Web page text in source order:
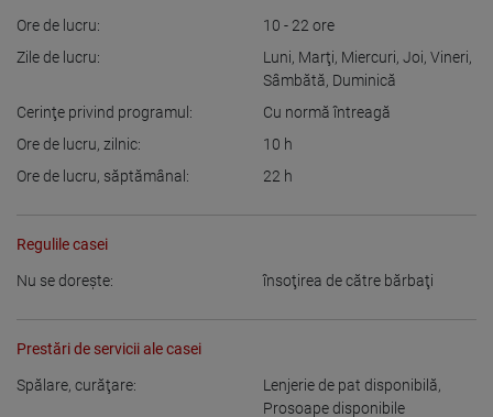
Ore de lucru: 10 - 22 ore
Zile de lucru:
Luni, Marţi, Miercuri, Joi, Vineri,
Sâmbătă, Duminică
Cerinţe privind programul:
Cu normă întreagă
Ore de lucru, zilnic:
10 h
Ore de lucru, săptămânal:
22 h
Regulile casei
Nu se doreşte: însoţirea de către bărbaţi
Prestări de servicii ale casei
Spălare, curăţare: Lenjerie de pat disponibilă,
Prosoape disponibile